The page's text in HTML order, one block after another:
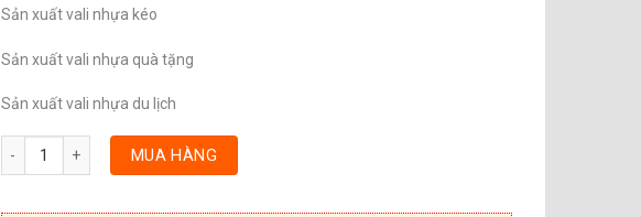
Sản xuất vali nhựa kéo
Sản xuất vali nhựa quà tặng
Sản xuất vali nhựa du lịch
MUA HÀNG